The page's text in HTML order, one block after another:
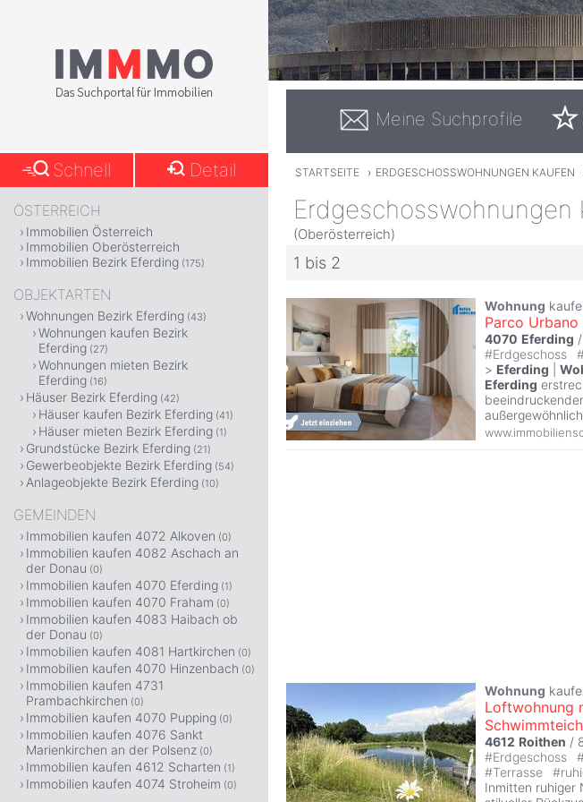
Meine Suchprofile
STARTSEITE › ERDGESCHOSSWOHNUNGEN KAUFEN
Erdgeschosswohnungen
(Oberösterreich)
1 bis 2
Wohnung
Parco
4070 Eferding
#Erdgeschoss
> Eferding
Eferding
Wohnung
Loftwohnung
4612 Roithen /
#Erdgeschoss
#Terrasse #
Inmitten ruhiger
Schnell Detail
ÖSTERREICH
Immobilien Österreich
Immobilien Oberösterreich
Immobilien Bezirk Eferding (175)
OBJEKTARTEN
Wohnungen Bezirk Eferding (43)
Wohnungen kaufen Bezirk
Eferding (27)
Wohnungen mieten Bezirk
Eferding (16)
Häuser Bezirk Eferding (42)
Häuser kaufen Bezirk Eferding (41)
Häuser mieten Bezirk Eferding (1)
Grundstücke Bezirk Eferding (21)
Gewerbeobjekte Bezirk Eferding (54)
Anlageobjekte Bezirk Eferding (10)
GEMEINDEN
Immobilien kaufen 4072 Alkoven (0)
Immobilien kaufen 4082 Aschach an
der Donau (0)
Immobilien kaufen 4070 Eferding (1)
Immobilien kaufen 4070 Fraham (0)
Immobilien kaufen 4083 Haibach ob
der Donau (0)
Immobilien kaufen 4081 Hartkirchen (0)
Immobilien kaufen 4070 Hinzenbach (0)
Immobilien kaufen 4731
Prambachkirchen (0)
Immobilien kaufen 4070 Pupping (0)
Immobilien kaufen 4076 Sankt
Marienkirchen an der Polsenz (0)
Immobilien kaufen 4612 Scharten (1)
Immobilien kaufen 4074 Stroheim (0)